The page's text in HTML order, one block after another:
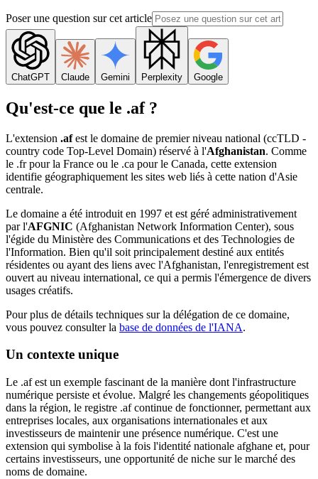
Poser une question sur cet article
ChatGPT Claude Gemini Perplexity Google
Qu'est-ce que le .af ?
L'extension .afest le domaine de premier niveau national (ccTLD -
country code Top-Level Domain) réservé à l'Afghanistan. Comme
le .fr pour la France ou le .ca pour le Canada, cette extension
identifie géographiquement les sites web liés à cette nation d'Asie
centrale.
Le domaine a été introduit en 1997 et est géré administrativement
par l'AFGNIC (Afghanistan Network Information Center), sous
l'égide du Ministère des Communications et des Technologies de
l'Information. Bien qu'il soit principalement destiné aux entités
résidentes ou ayant des liens avec l'Afghanistan, l'enregistrement est
ouvert au niveau international, ce qui a permis l'émergence de divers
usages créatifs.
Pour plus de détails techniques sur la délégation de ce domaine,
vous pouvez consulter la base de données de l'IANA.
Un contexte unique
Le .af est un exemple fascinant de la manière dont l'infrastructure
numérique persiste et évolue. Malgré les changements géopolitiques
dans la région, le registre .af continue de fonctionner, permettant aux
entreprises locales, aux organisations internationales et aux
investisseurs de maintenir une présence numérique. C'est une
extension qui symbolise à la fois l'identité nationale afghane et, pour
certains investisseurs, une opportunité de niche sur le marché des
noms de domaine.